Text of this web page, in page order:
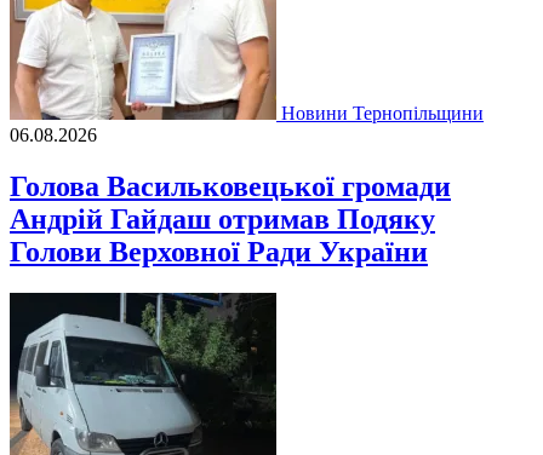
Новини Тернопільщини
06.08.2026
Голова Васильковецької громади
Андрій Гайдаш отримав Подяку
Голови Верховної Ради України